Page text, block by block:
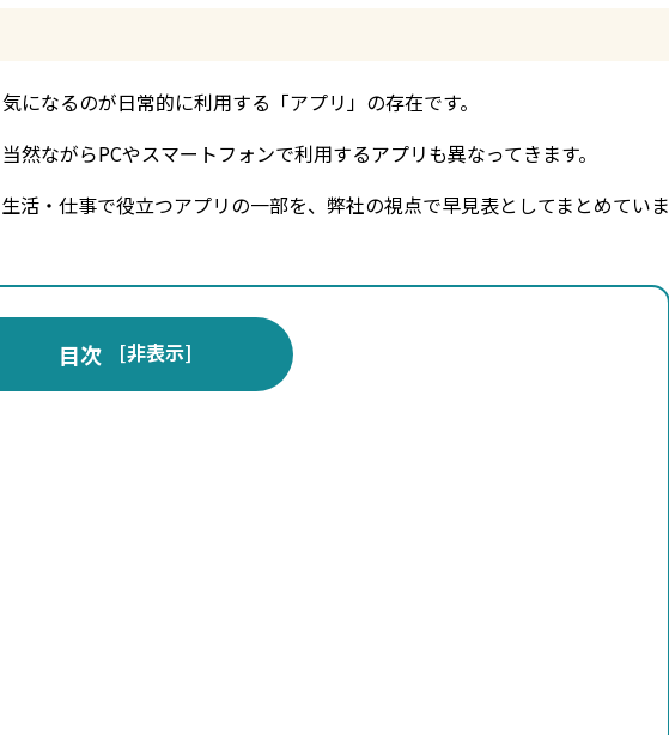
なるのが日常的に利用する「アプリ」の存在です。
然ながらPCやスマートフォンで利用するアプリも異なってきます。
活・仕事で役立つアプリの一部を、弊社の視点で早見表としてまとめていま
目次 [非表示]